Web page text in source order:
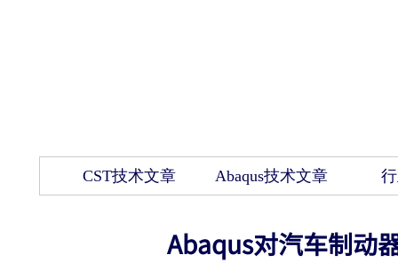
CST技术文章 Abaqus技术文章
Abaqus对汽车制动